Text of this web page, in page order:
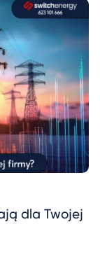
dla Twojej